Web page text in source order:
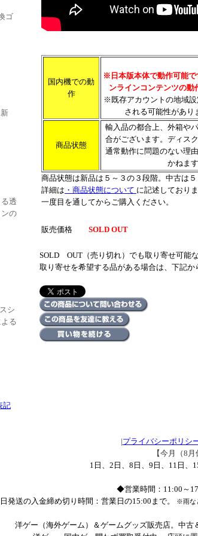
国内機での動
作
※日本版本体で動作可能で
ンラインコンテンツの動
※既存アカウントの地域設
される可能性があり
商品状態
輸入品の都合上、外箱や
合がございます。ディス
通常動作に問題のない理
かねま
商品状態は新品は５～３の３段階。中古は
詳細は ・商品状態について に記述しており
一度目を通してからご購入ください。
販売価格 SOLD OUT
SOLD OUT（売り切れ）でも取り寄せ可能
取り寄せを希望する品がある場合は、下記か
ゴ
透
の
シ
る
記
|プライバシーポリシ
【今月（8
1日、2日、8日、9日、11日、
◆営業時間：11:00～
発送の入金締め切り時間：営業日の15:00まで。
※雨な
洋ゲー（海外ゲーム）＆ゲームグッズ販売店。中古